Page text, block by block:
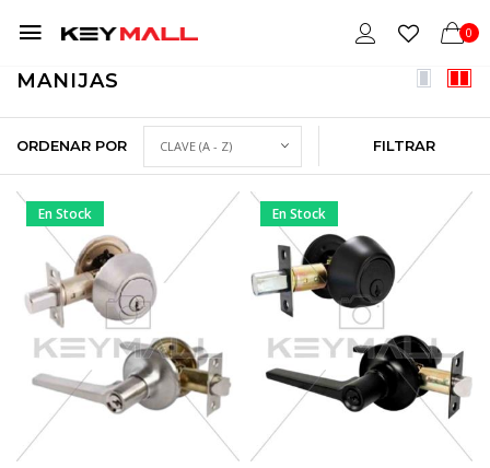
0
MANIJAS
ORDENAR POR FILTRAR
En Stock En Stock